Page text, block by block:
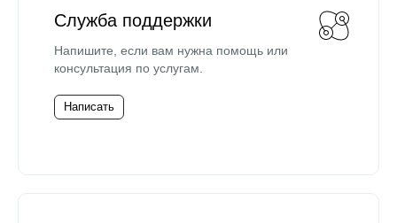
Служба поддержки
Напишите, если вам нужна помощь или
консультация по услугам.
Написать